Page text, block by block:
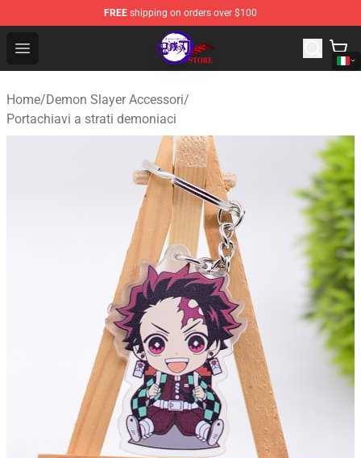
FREE shipping on orders over $100
Open menu
Kimetsu no Yaiba Store - Official Kimetsu no Yaiba
Home/Demon Slayer Accessori/
Portachiavi a strati demoniaci